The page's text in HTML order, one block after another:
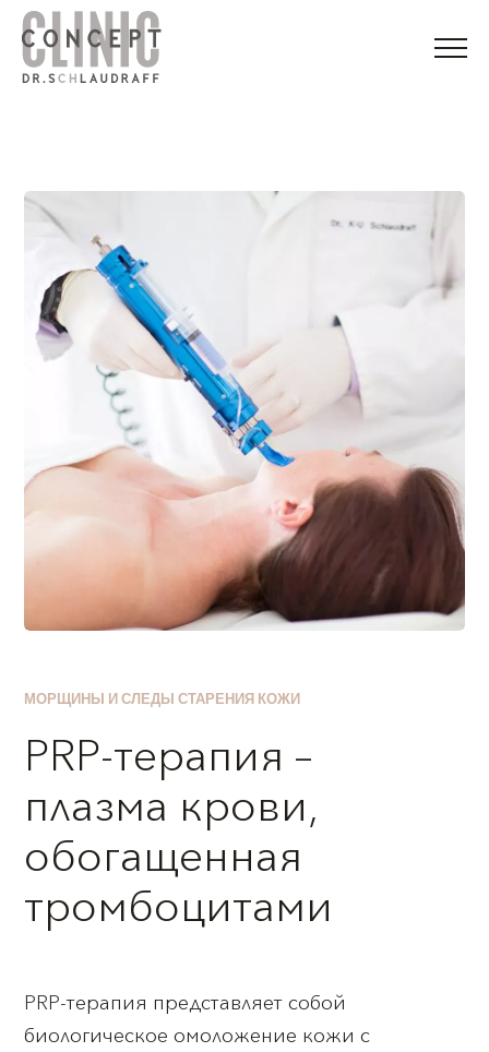
МОРЩИНЫ И СЛЕДЫ СТАРЕНИЯ КОЖИ
PRP-терапия –
плазма крови,
обогащенная
тромбоцитами
PRP-терапия представляет собой
биологическое омоложение кожи с